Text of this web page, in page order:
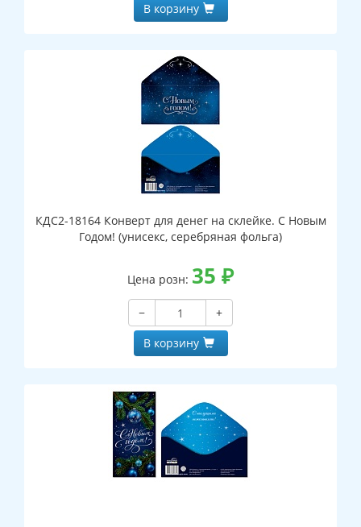
В корзину
КДС2-18164 Конверт для денег на склейке. С Новым
Годом! (унисекс, серебряная фольга)
Цена розн: 35 ₽
−
+
В корзину